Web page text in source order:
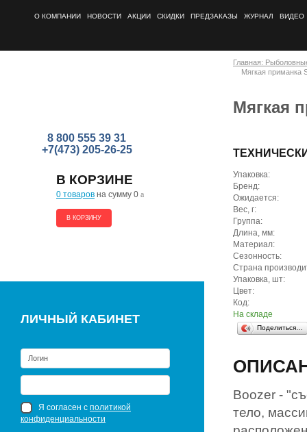
О КОМПАНИИ НОВОСТИ АКЦИИ СКИДКИ ПРЕДЗАКАЗЫ ЖУРНАЛ ВИДЕО
8 800 555 39 31
+7(473) 205-26-25
В КОРЗИНЕ
0 товаров на сумму 0 a
В КОРЗИНУ
ЛИЧНЫЙ КАБИНЕТ
Я согласен с политикой
конфиденциальности
Главная:
Мягкая приманка
Мягкая
Упаковка:
Бренд:
Ожидается:
Вес, г:
Группа:
Длина, мм:
Материал:
Сезонность:
Страна
Упаковка, шт:
Цвет:
Код:
На складе
Поделиться…
Boozer -
тело,